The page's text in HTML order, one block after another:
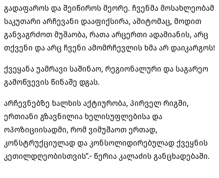
გადაფაროს და შეიწიროს მეორე. ჩვენმა მოსახლეობამ
საკუთარი არჩევანი დააფიქსირა, ამიტომაც, მოდით
განვაგრძოთ მუშაობა, რათა არცერთი ადამიანის, არც
თქვენი და არც ჩვენი ამომრჩევლის ხმა არ დაიკარგოს!
ქვეყანა უამრავი საშინაო, რეგიონალური და საგარეო
გამოწვევის წინაშე დგას.
არჩევნებზე ხალხის აქტიურობა, პირველ რიგში,
ერთიანი გზავნილია ხელისუფლებისა და
ოპოზიციისადმი, რომ ვიმუშაოთ ერთად,
კონსტრუქციულად და კონსოლიდირებულად ქვეყნის
კეთილდღეობისთვის”.- წერია კალაძის განცხადებაში.